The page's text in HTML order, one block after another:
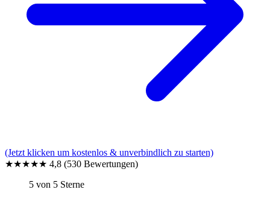
(Jetzt klicken um kostenlos & unverbindlich zu starten)
★★★★★ 4,8 (530 Bewertungen)
5 von 5 Sterne